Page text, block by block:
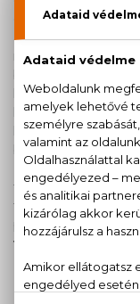
énekesnő legyen.
a Destiny’s Child
megjelenésekor
hozott az
hogy Beyonce
hanem egy
ben,
House of Deréon
tükrözi. Mielőtt az
fogott volna,
valamint Giorgio
Első parfümje a
Hatalmas siker